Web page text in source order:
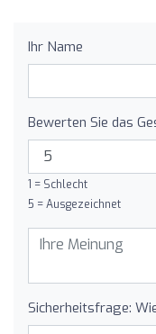
Ihr Name
Bewerten Sie das
1 = Schlecht
5 = Ausgezeichnet
Sicherheitsfrage: